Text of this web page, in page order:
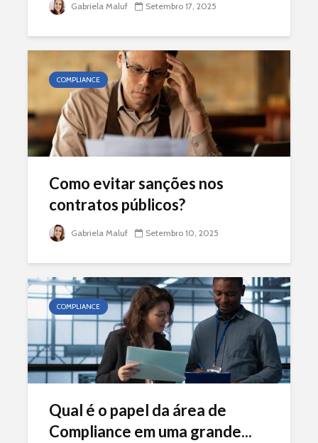
Gabriela Maluf Setembro 17, 2025
COMPLIANCE
Como evitar sanções nos
contratos públicos?
Gabriela Maluf Setembro 10, 2025
COMPLIANCE
Qual é o papel da área de
Compliance em uma grande...